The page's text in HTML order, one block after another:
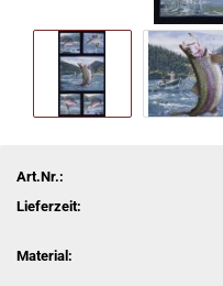
Art.Nr.:
Lieferzeit:
Material: